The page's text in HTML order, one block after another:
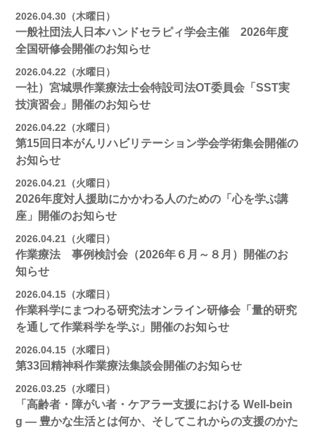
2026.04.30（木曜日）
一般社団法人日本ハンドセラピィ学会主催 2026年度
全国研修会開催のお知らせ
2026.04.22（水曜日）
一社）宮城県作業療法士会特設司法OT委員会「SST実
技演習会」開催のお知らせ
2026.04.22（水曜日）
第15回日本がんリハビリテーション学会学術集会開催の
お知らせ
2026.04.21（火曜日）
2026年度対人援助にかかわる人のための「心を学ぶ講
座」開催のお知らせ
2026.04.21（火曜日）
作業療法 事例検討会（2026年６月～８月）開催のお
知らせ
2026.04.15（水曜日）
作業科学にまつわる研究法オンライン研修会「量的研究
を通して作業科学を学ぶ」開催のお知らせ
2026.04.15（水曜日）
第33回精神科作業療法集談会開催のお知らせ
2026.03.25（水曜日）
「高齢者・障がい者・ケアラー支援における Well-bein
g ― 豊かな生活とは何か、そしてこれからの支援のかた